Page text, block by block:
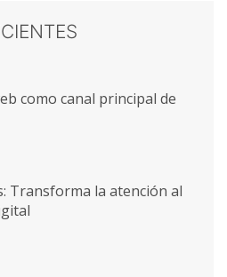
como canal principal de
Transforma la atención al